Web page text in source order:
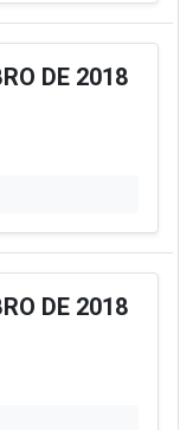
DE 2018
DE 2018